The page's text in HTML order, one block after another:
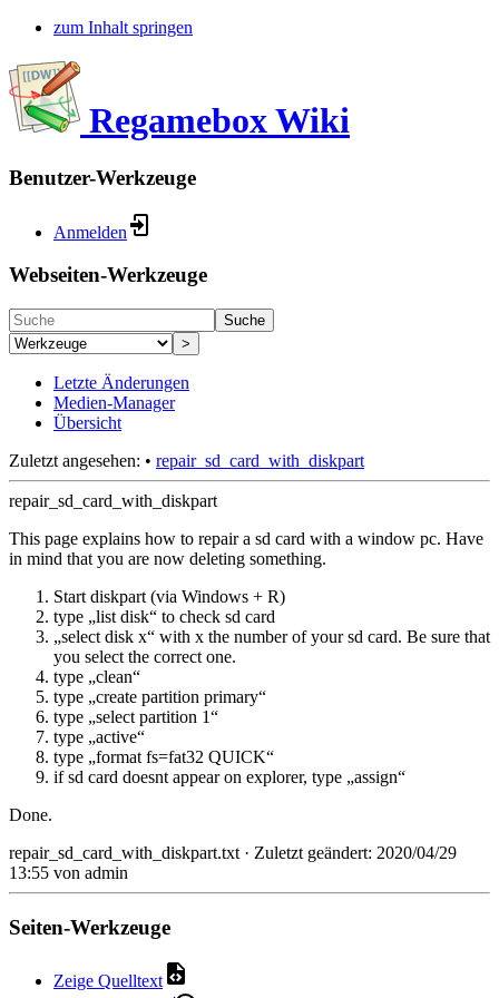
zum Inhalt springen
Regamebox Wiki
Benutzer-Werkzeuge
Anmelden
Webseiten-Werkzeuge
Suche
>
Letzte Änderungen
Medien-Manager
Übersicht
Zuletzt angesehen: • repair_sd_card_with_diskpart
repair_sd_card_with_diskpart
This page explains how to repair a sd card with a window pc. Have
in mind that you are now deleting something.
Start diskpart (via Windows + R)
type „list disk“ to check sd card
„select disk x“ with x the number of your sd card. Be sure that
you select the correct one.
type „clean“
type „create partition primary“
type „select partition 1“
type „active“
type „format fs=fat32 QUICK“
if sd card doesnt appear on explorer, type „assign“
Done.
repair_sd_card_with_diskpart.txt · Zuletzt geändert: 2020/04/29
13:55 von admin
Seiten-Werkzeuge
Zeige Quelltext